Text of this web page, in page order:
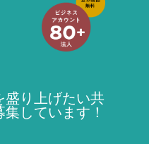
盛り上げたい共
しています！